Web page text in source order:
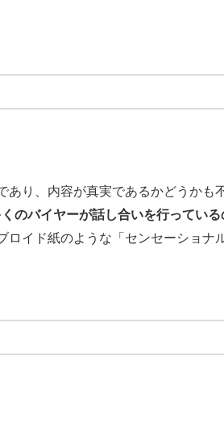
あり、内容が真実であるかどうかも
のバイヤーが話し合いを行ってい
ロイド紙のような「センセーショナ